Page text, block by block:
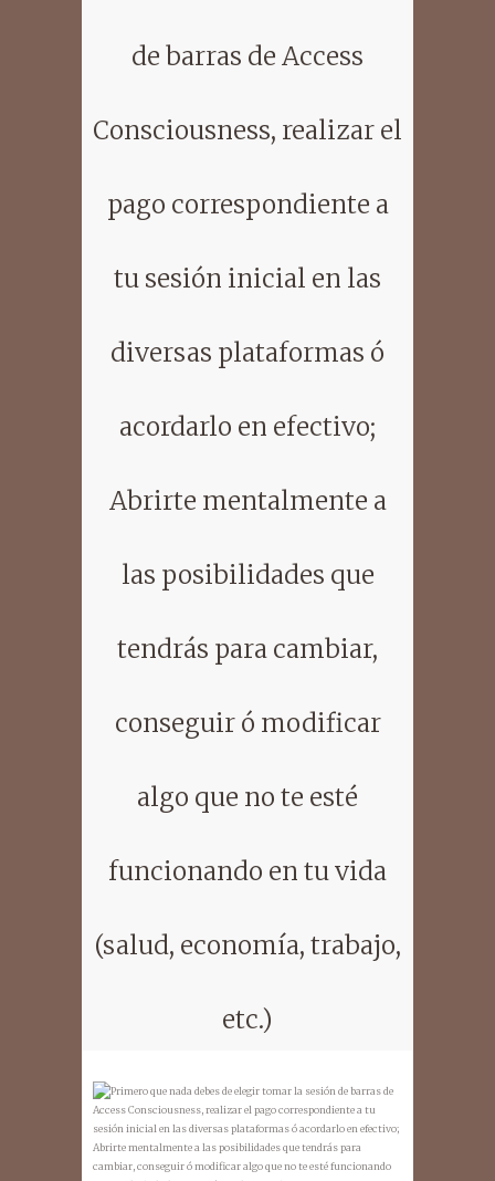
de barras de Access
Consciousness, realizar el
pago correspondiente a
tu sesión inicial en las
diversas plataformas ó
acordarlo en efectivo;
Abrirte mentalmente a
las posibilidades que
tendrás para cambiar,
conseguir ó modificar
algo que no te esté
funcionando en tu vida
(salud, economía, trabajo,
etc.)